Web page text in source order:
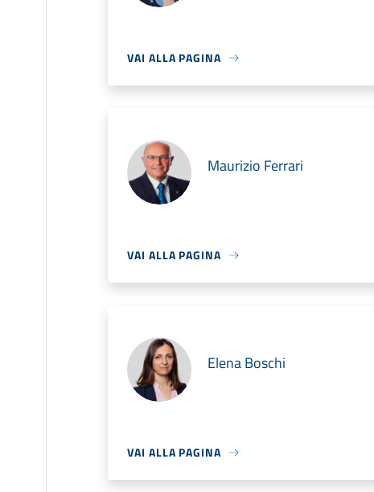
VAI ALLA PAGINA
Maurizio Ferrari
VAI ALLA PAGINA
Elena Boschi
VAI ALLA PAGINA